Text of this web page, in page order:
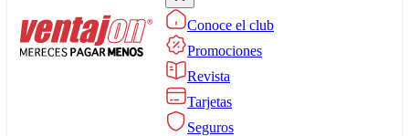
Conoce el club
Promociones
Revista
Tarjetas
Seguros